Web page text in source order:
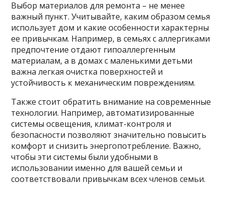
Выбор материалов для ремонта – не менее
важный пункт. Учитывайте, каким образом семья
использует дом и какие особенности характерны
ее привычкам. Например, в семьях с аллергиками
предпочтение отдают гипоаллергенным
материалам, а в домах с маленькими детьми
важна легкая очистка поверхностей и
устойчивость к механическим повреждениям.
Также стоит обратить внимание на современные
технологии. Например, автоматизированные
системы освещения, климат-контроля и
безопасности позволяют значительно повысить
комфорт и снизить энергопотребление. Важно,
чтобы эти системы были удобными в
использовании именно для вашей семьи и
соответствовали привычкам всех членов семьи.